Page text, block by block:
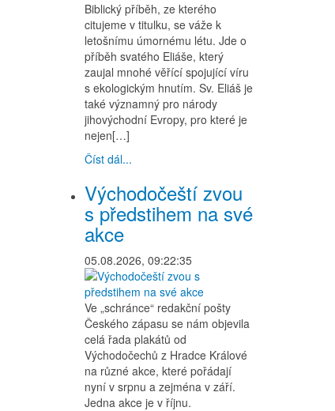
Biblický příběh, ze kterého
citujeme v titulku, se váže k
letošnímu úmornému létu. Jde o
příběh svatého Eliáše, který
zaujal mnohé věřící spojující víru
s ekologickým hnutím. Sv. Eliáš je
také významný pro národy
jihovýchodní Evropy, pro které je
nejen[…]
Číst dál...
Východočeští zvou
s předstihem na své
akce
05.08.2026, 09:22:35
Ve „schránce“ redakční pošty
Českého zápasu se nám objevila
celá řada plakátů od
Východočechů z Hradce Králové
na různé akce, které pořádají
nyní v srpnu a zejména v září.
Jedna akce je v říjnu.